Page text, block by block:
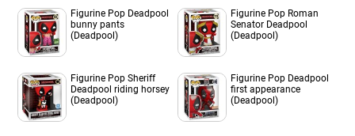
Figurine Pop Deadpool
bunny pants
(Deadpool)
Figurine Pop Roman
Senator Deadpool
(Deadpool)
Figurine Pop Sheriff
Deadpool riding horsey
(Deadpool)
Figurine Pop Deadpool
first appearance
(Deadpool)